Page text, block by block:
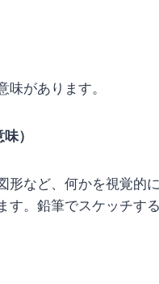
味があります。
）
形など、何かを視覚的
す。鉛筆でスケッチす